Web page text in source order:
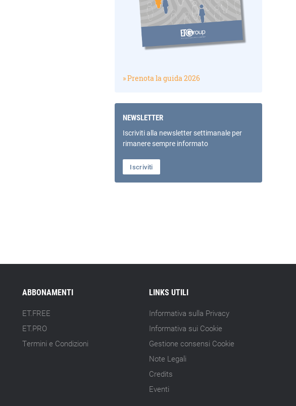
» Prenota la guida 2026
NEWSLETTER
Iscriviti alla newsletter settimanale per
rimanere sempre informato
Iscriviti
ABBONAMENTI
ET.FREE
ET.PRO
Termini e Condizioni
LINKS UTILI
Informativa sulla Privacy
Informativa sui Cookie
Gestione consensi Cookie
Note Legali
Credits
Eventi